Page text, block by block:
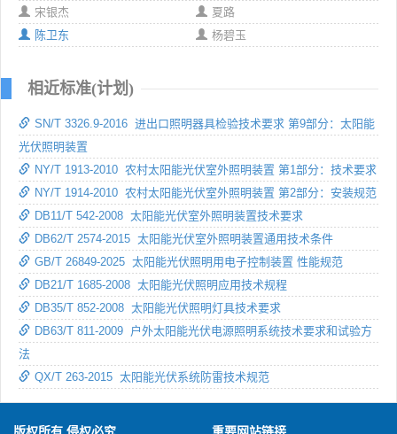
宋银杰
夏路
陈卫东
杨碧玉
相近标准(计划)
SN/T 3326.9-2016 进出口照明器具检验技术要求 第9部分：太阳能
光伏照明装置
NY/T 1913-2010 农村太阳能光伏室外照明装置 第1部分：技术要求
NY/T 1914-2010 农村太阳能光伏室外照明装置 第2部分：安装规范
DB11/T 542-2008 太阳能光伏室外照明装置技术要求
DB62/T 2574-2015 太阳能光伏室外照明装置通用技术条件
GB/T 26849-2025 太阳能光伏照明用电子控制装置 性能规范
DB21/T 1685-2008 太阳能光伏照明应用技术规程
DB35/T 852-2008 太阳能光伏照明灯具技术要求
DB63/T 811-2009 户外太阳能光伏电源照明系统技术要求和试验方
法
QX/T 263-2015 太阳能光伏系统防雷技术规范